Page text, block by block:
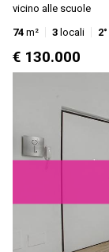
vicino alle scuole
74 m² 3 locali 2°
€ 130.000